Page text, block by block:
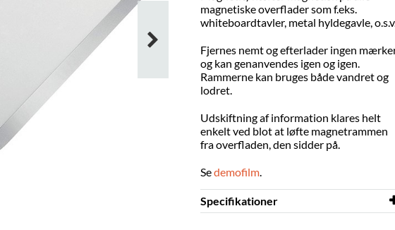
magnetiske overflader som f.eks.
whiteboardtavler, metal hyldegavle,
Fjernes nemt og efterlader ingen
og kan genanvendes igen og igen.
Rammerne kan bruges både vandret og
lodret.
Udskiftning af information klares helt
enkelt ved blot at løfte magnetrammen
fra overfladen, den sidder på.
Sedemofilm.
Specifikationer